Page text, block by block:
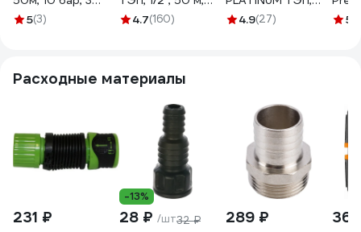
слоя Gigant GWH-
5(3)
армированный,
4.7(160)
1/2", 50 м,
4.9(27)
ТЭП,
5
Расходные материалы
231 ₽
-13%
28 ₽ /шт32 ₽ 289 ₽